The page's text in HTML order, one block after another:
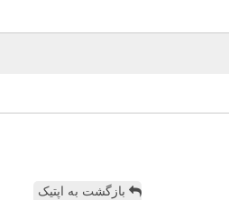
بازگشت به اپتیک